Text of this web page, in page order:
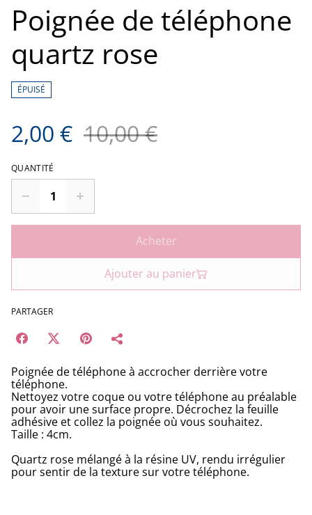
Poignée de téléphone
quartz rose
ÉPUISÉ
2,00 € 10,00 €
QUANTITÉ
Acheter
Ajouter au panier
PARTAGER
Poignée de téléphone à accrocher derrière votre
téléphone.
Nettoyez votre coque ou votre téléphone au préalable
pour avoir une surface propre. Décrochez la feuille
adhésive et collez la poignée où vous souhaitez.
Taille : 4cm.
Quartz rose mélangé à la résine UV, rendu irrégulier
pour sentir de la texture sur votre téléphone.